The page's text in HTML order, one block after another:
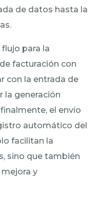
de datos hasta la
para la
facturación con
con la entrada de
la generación
el envío
automático del
facilitan la
sino que también
y